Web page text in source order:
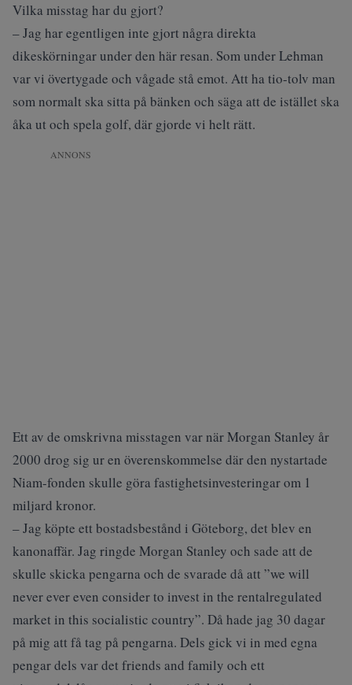
Vilka misstag har du gjort?
– Jag har egentligen inte gjort några direkta
dikeskörningar under den här resan. Som under Lehman
var vi övertygade och vågade stå emot. Att ha tio-tolv man
som normalt ska sitta på bänken och säga att de istället ska
åka ut och spela golf, där gjorde vi helt rätt.
ANNONS
Ett av de omskrivna misstagen var när Morgan Stanley år
2000 drog sig ur en överenskommelse där den nystartade
Niam-fonden skulle göra fastighetsinvesteringar om 1
miljard kronor.
– Jag köpte ett bostadsbestånd i Göteborg, det blev en
kanonaffär. Jag ringde Morgan Stanley och sade att de
skulle skicka pengarna och de svarade då att ”we will
never ever even consider to invest in the rentalregulated
market in this socialistic country”. Då hade jag 30 dagar
på mig att få tag på pengarna. Dels gick vi in med egna
pengar dels var det friends and family och ett